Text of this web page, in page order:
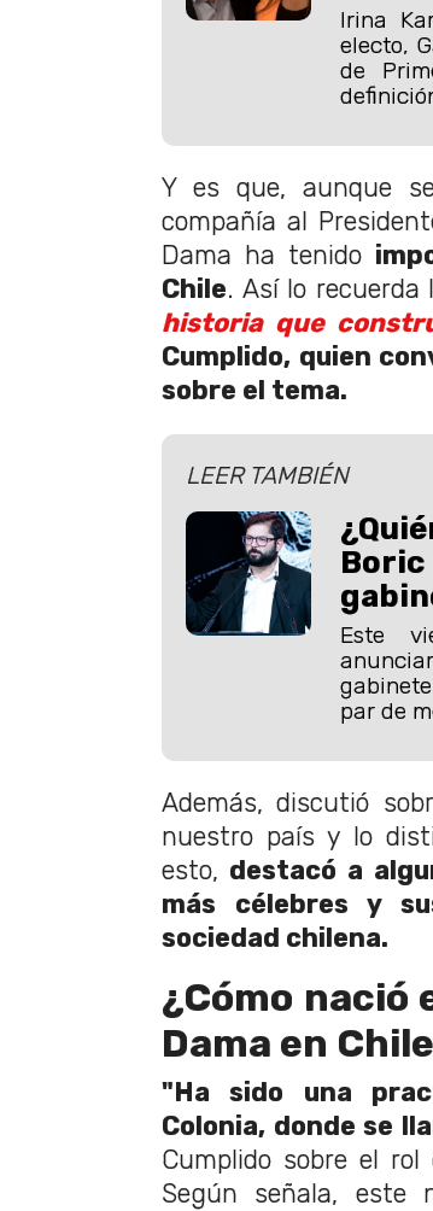
Irina
electo,
de
Y es que, aunque
compañía al
Dama ha tenido
Chile. Así lo
historia que
Cumplido, quien
sobre el tema.
LEER TAMBIÉN
Boric
Este
par de
Además, discutió
nuestro país y lo
esto, destacó a
más célebres y
sociedad chilena.
¿Cómo nació
Dama en
"Ha sido una
Colonia, donde se
Cumplido sobre el
Según señala, este